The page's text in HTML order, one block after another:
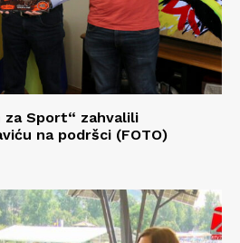
za Sport“ zahvalili
na podršci (FOTO)